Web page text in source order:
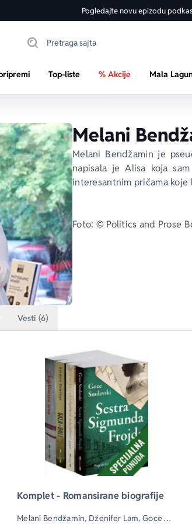
Pogledajte novu epizodu
Top-liste % Akcije Mala
Melani
Melani Bendžamin je
napisala je Alisa koja
interesantnim pričama koje
Foto: © Politics and Prose
Vesti (6)
Komplet - Romansirane biografije
Melani Bendžamin, Dženifer Lam, Goce